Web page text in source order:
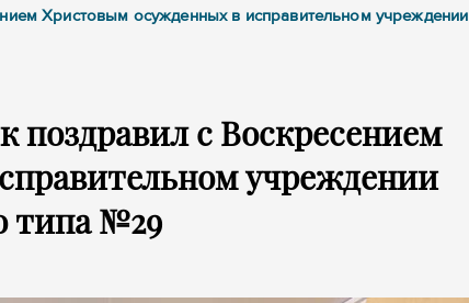
Христовым осужденных в исправительном учреждении
с Воскресением
учреждении
типа №29